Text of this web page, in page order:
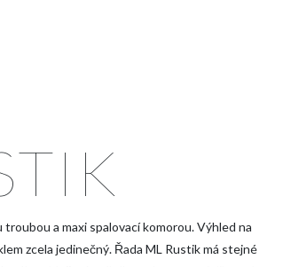
a maxi spalovací komorou. Výhled na
zcela jedinečný. Řada ML Rustik má stejné